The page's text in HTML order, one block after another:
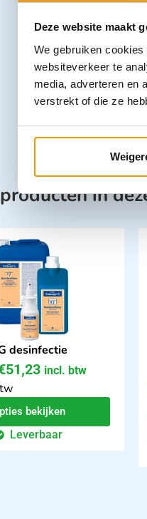
Deze website maakt
We gebruiken
websiteverkeer te
media, adverteren en
verstrekt of die ze
in
desinfectie
51,23 incl. btw
bekijken
Leverbaar